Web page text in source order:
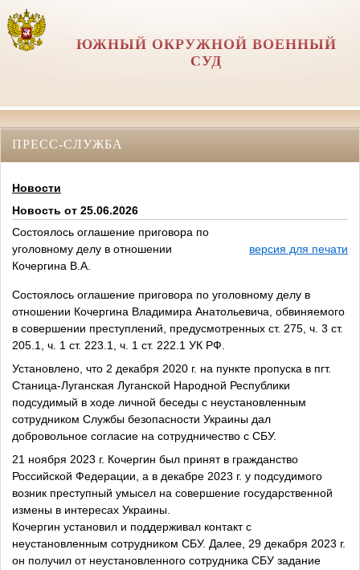
ЮЖНЫЙ ОКРУЖНОЙ ВОЕННЫЙ
СУД
ПРЕСС-СЛУЖБА
Новости
Новость от 25.06.2026
Состоялось оглашение приговора по
уголовному делу в отношении
Кочергина В.А.
версия для печати
Состоялось оглашение приговора по уголовному делу в
отношении Кочергина Владимира Анатольевича, обвиняемого
в совершении преступлений, предусмотренных ст. 275, ч. 3 ст.
205.1, ч. 1 ст. 223.1, ч. 1 ст. 222.1 УК РФ.
Установлено, что 2 декабря 2020 г. на пункте пропуска в пгт.
Станица-Луганская Луганской Народной Республики
подсудимый в ходе личной беседы с неустановленным
сотрудником Службы безопасности Украины дал
добровольное согласие на сотрудничество с СБУ.
21 ноября 2023 г. Кочергин был принят в гражданство
Российской Федерации, а в декабре 2023 г. у подсудимого
возник преступный умысел на совершение государственной
измены в интересах Украины.
Кочергин установил и поддерживал контакт с
неустановленным сотрудником СБУ. Далее, 29 декабря 2023 г.
он получил от неустановленного сотрудника СБУ задание